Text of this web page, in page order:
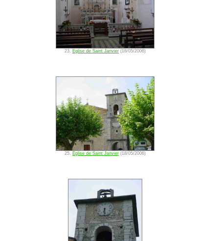
23. Eglise de Saint Janvier (18/05/2006)
25. Eglise de Saint Janvier (18/05/2006)